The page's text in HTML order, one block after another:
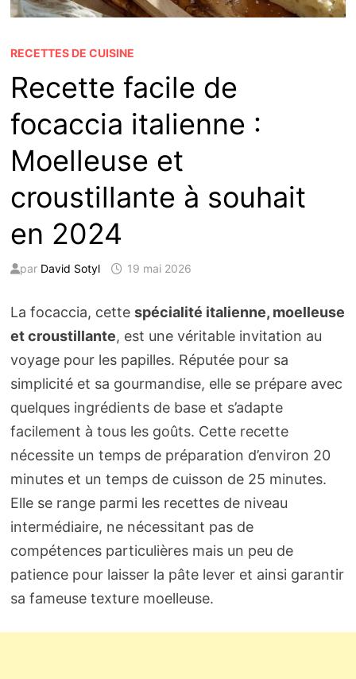
RECETTES DE CUISINE
Recette facile de
focaccia italienne :
Moelleuse et
croustillante à souhait
en 2024
par David Sotyl 19 mai 2026
La focaccia, cette spécialité italienne, moelleuse
et croustillante, est une véritable invitation au
voyage pour les papilles. Réputée pour sa
simplicité et sa gourmandise, elle se prépare avec
quelques ingrédients de base et s’adapte
facilement à tous les goûts. Cette recette
nécessite un temps de préparation d’environ 20
minutes et un temps de cuisson de 25 minutes.
Elle se range parmi les recettes de niveau
intermédiaire, ne nécessitant pas de
compétences particulières mais un peu de
patience pour laisser la pâte lever et ainsi garantir
sa fameuse texture moelleuse.